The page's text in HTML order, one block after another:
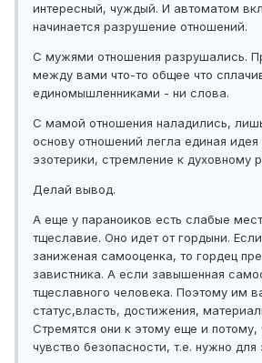
интересный, чуждый. И автоматом
начинается разрушение отношений.
С мужями отношения разрушались.
между вами что-то общее что
единомышленниками - ни слова.
С мамой отношения наладились,
основу отношений легла единая идея
эзотерики, стремление к духовному
Делай вывод.
А еще у параноиков есть слабые
тщеславие. Оно идет от гордыни.
заниженая самооценка, то гордец
завистника. А если завышенная
тщеславного человека. Поэтому им
статус,власть, достижения,
Стремятся они к этому еще и потому,
чувство безопасности, т.е. нужно